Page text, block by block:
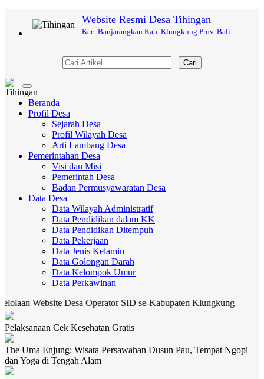
Website Resmi Desa Tihingan
Kec. Banjarangkan Kab. Klungkung Prov. Bali
Cari
Toggle
navigation
Beranda
Profil Desa
Sejarah Desa
Profil Wilayah Desa
Arti Lambang Desa
Pemerintahan Desa
Visi dan Misi
Pemerintah Desa
Badan Permusyawaratan Desa
Data Desa
Data Wilayah Administratif
Data Pendidikan dalam KK
Data Pendidikan Ditempuh
Data Pekerjaan
Data Jenis Kelamin
Data Golongan Darah
Data Kelompok Umur
Data Perkawinan
Website Desa Operator SID se-Kabupaten Klungkung
Pelaksanaan Cek Kesehatan Gratis
The Uma Enjung: Wisata Persawahan Dusun Pau, Tempat Ngopi
dan Yoga di Tengah Alam